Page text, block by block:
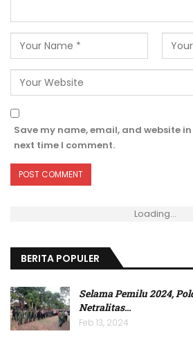
Save my name, email, and website
next time I comment.
Loading...
BERITA POPULER
Selama Pemilu 2024,
Netralitas…
Feb 13, 2024